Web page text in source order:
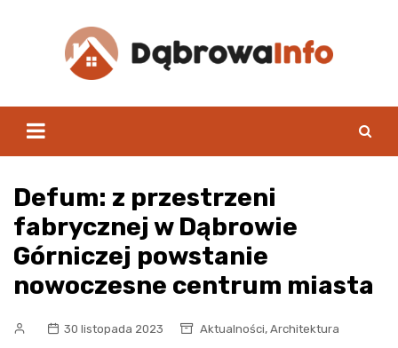
Defum: z przestrzeni
fabrycznej w Dąbrowie
Górniczej powstanie
nowoczesne centrum miasta
30 listopada 2023 Aktualności, Architektura